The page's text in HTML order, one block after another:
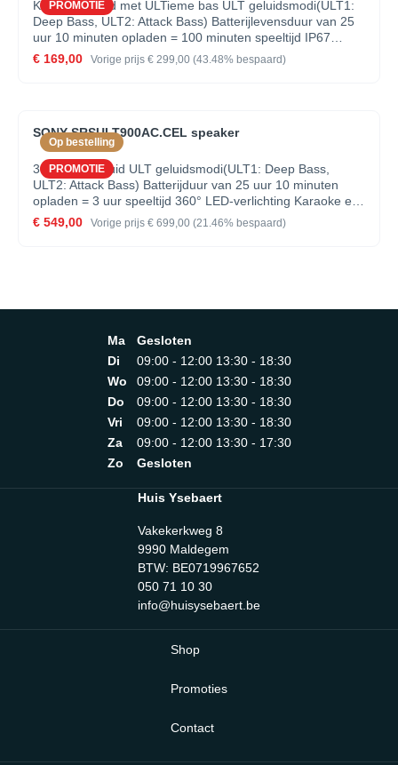
PROMOTIE
Krachtig geluid met ULTieme bas ULT geluidsmodi(ULT1:
Deep Bass, ULT2: Attack Bass) Batterijlevensduur van 25
uur 10 minuten opladen = 100 minuten speeltijd IP67
waterdicht, stofdicht en roestvrij 360° LED-verlichting
Inclusief schouderriem Party Connect: sluit tot 100
€ 169,00 Vorige prijs € 299,00 (43.48% bespaard)
Op bestelling
PROMOTIE
SONY SRSULT900AC.CEL speaker
360° partygeluid ULT geluidsmodi(ULT1: Deep Bass,
ULT2: Attack Bass) Batterijduur van 25 uur 10 minuten
opladen = 3 uur speeltijd 360° LED-verlichting Karaoke en
gitaaringang TV-geluidsbooster 10-bands equalizer in
Sound Connect-app Party Connect: sluit tot 100
€ 549,00 Vorige prijs € 699,00 (21.46% bespaard)
Ma
Gesloten
Di
09:00 - 12:00 13:30 - 18:30
Wo
09:00 - 12:00 13:30 - 18:30
Do
09:00 - 12:00 13:30 - 18:30
Vri
09:00 - 12:00 13:30 - 18:30
Za
09:00 - 12:00 13:30 - 17:30
Zo
Gesloten
Huis Ysebaert
Vakekerkweg 8
9990 Maldegem
BTW: BE0719967652
050 71 10 30
info@huisysebaert.be
Shop
Promoties
Contact